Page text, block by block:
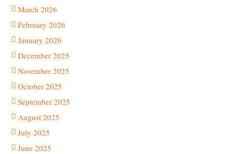
March 2026
February 2026
January 2026
December 2025
November 2025
October 2025
September 2025
August 2025
July 2025
June 2025